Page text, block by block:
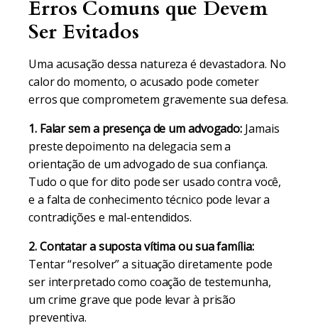
Erros Comuns que Devem
Ser Evitados
Uma acusação dessa natureza é devastadora. No
calor do momento, o acusado pode cometer
erros que comprometem gravemente sua defesa.
1. Falar sem a presença de um advogado: Jamais
preste depoimento na delegacia sem a
orientação de um advogado de sua confiança.
Tudo o que for dito pode ser usado contra você,
e a falta de conhecimento técnico pode levar a
contradições e mal-entendidos.
2. Contatar a suposta vítima ou sua família:
Tentar “resolver” a situação diretamente pode
ser interpretado como coação de testemunha,
um crime grave que pode levar à prisão
preventiva.